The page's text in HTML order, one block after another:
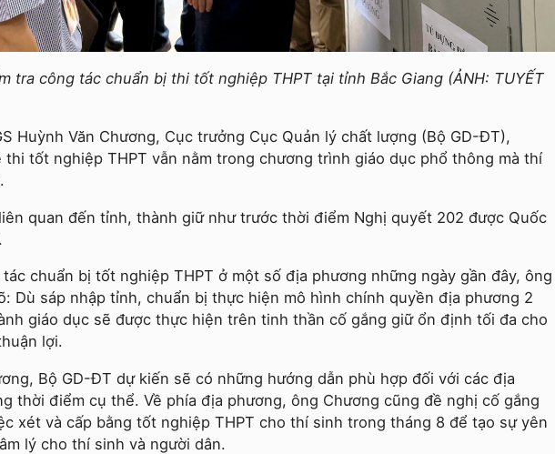
tra công tác chuẩn bị thi tốt nghiệp THPT tại tỉnh Bắc Giang (ẢNH: TUYẾT
Huỳnh Văn Chương, Cục trưởng Cục Quản lý chất lượng (Bộ GD-ĐT),
thi tốt nghiệp THPT vẫn nằm trong chương trình giáo dục phổ thông mà thí
quan đến tỉnh, thành giữ như trước thời điểm Nghị quyết 202 được Quốc
chuẩn bị tốt nghiệp THPT ở một số địa phương những ngày gần đây, ông
Dù sáp nhập tỉnh, chuẩn bị thực hiện mô hình chính quyền địa phương 2
giáo dục sẽ được thực hiện trên tinh thần cố gắng giữ ổn định tối đa cho
lợi.
Bộ GD-ĐT dự kiến sẽ có những hướng dẫn phù hợp đối với các địa
thời điểm cụ thể. Về phía địa phương, ông Chương cũng đề nghị cố gắng
xét và cấp bằng tốt nghiệp THPT cho thí sinh trong tháng 8 để tạo sự yên
lý cho thí sinh và người dân.